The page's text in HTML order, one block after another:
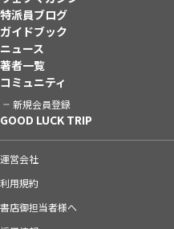
特派員ブログ
ガイドブック
ニュース
著者一覧
コミュニティ
新規会員登録
GOOD LUCK TRIP
運営会社
利用規約
書店御担当者様へ